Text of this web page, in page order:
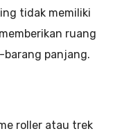
tidak memiliki
ruang
panjang.
roller atau trek